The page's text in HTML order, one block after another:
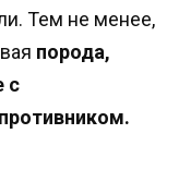
Тем не менее,
порода,
с